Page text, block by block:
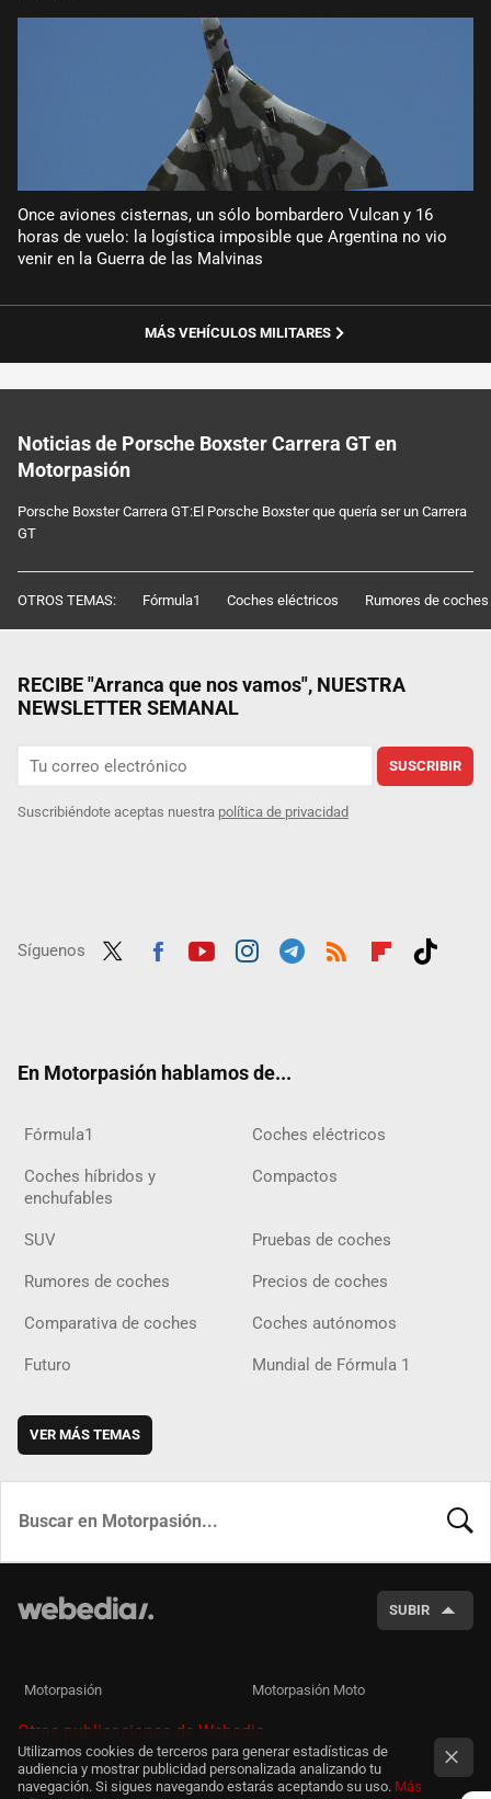
Once aviones cisternas, un sólo bombardero Vulcan y 16
horas de vuelo: la logística imposible que Argentina no vio
venir en la Guerra de las Malvinas
MÁS VEHÍCULOS MILITARES
Noticias de Porsche Boxster Carrera GT en
Motorpasión
Porsche Boxster Carrera GT:El Porsche Boxster que quería ser un Carrera
GT
OTROS TEMAS: Fórmula1 Coches eléctricos Rumores de coches
RECIBE "Arranca que nos vamos", NUESTRA
NEWSLETTER SEMANAL
SUSCRIBIR
Suscribiéndote aceptas nuestra política de privacidad
Síguenos
En Motorpasión hablamos de...
Fórmula1 Coches eléctricos
Coches híbridos y
enchufables
Compactos
SUV Pruebas de coches
Rumores de coches Precios de coches
Comparativa de coches Coches autónomos
Futuro Mundial de Fórmula 1
VER MÁS TEMAS
SUBIR
Motorpasión Motorpasión Moto
Otras publicaciones de Webedia
Utilizamos cookies de terceros para generar estadísticas de
audiencia y mostrar publicidad personalizada analizando tu
navegación. Si sigues navegando estarás aceptando su uso. Más